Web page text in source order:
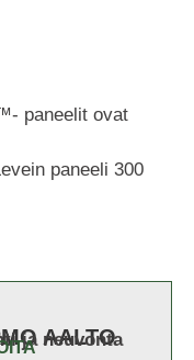
paneelit ovat
paneeli 300
AALTO
ja neuvonta